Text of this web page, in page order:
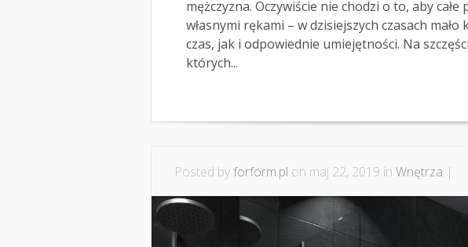
mężczyzna. Oczywiście nie chodzi o to, aby
własnymi rękami – w dzisiejszych czasach
czas, jak i odpowiednie umiejętności. Na
których...
Posted byforform.pl on maj 22, 2019 in Wnętrza |